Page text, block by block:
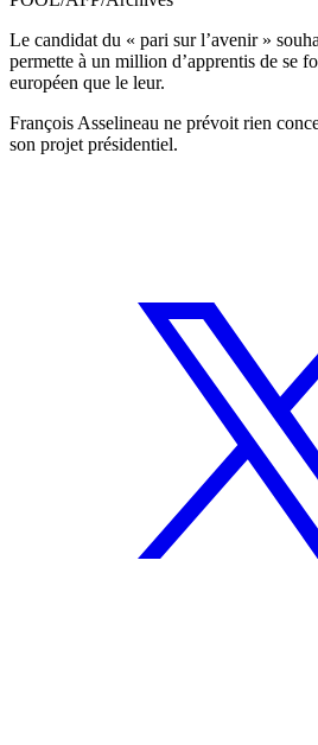
Le candidat du « pari sur l’avenir »
permette à un million d’apprentis de se
européen que le leur.
François Asselineau ne prévoit rien
son projet présidentiel.